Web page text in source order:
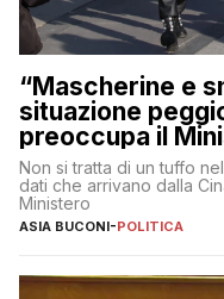
“Mascherine e
situazione
preoccupa il
Non si tratta di un tuffo
dati che arrivano dalla
Ministero
ASIA BUCONI-POLITICA